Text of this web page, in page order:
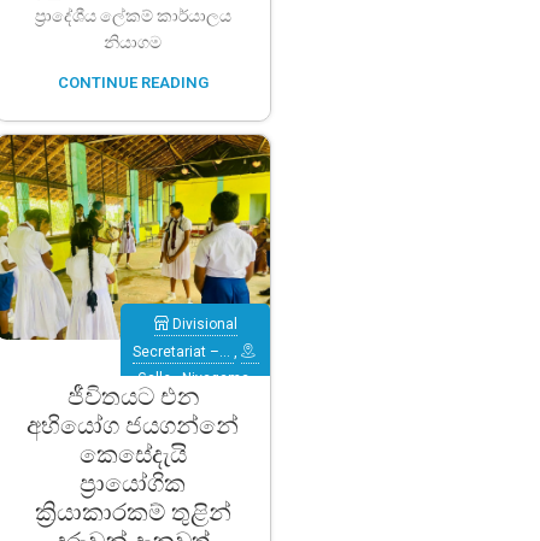
ප්‍රාදේශීය ලේකම් කාර්යාලය
නියාගම
CONTINUE READING
ජීවිතයට එන
අභියෝග ජයගන්නේ
කෙසේදැයි
ප්‍රායෝගික
ක්‍රියාකාරකම් තුළින්
Divisional
Secretariat –… ,
Galle ,Niyagama